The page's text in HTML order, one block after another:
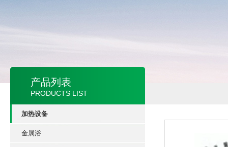
产品列表
PRODUCTS LIST
加热设备
金属浴